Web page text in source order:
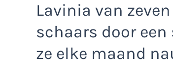
Lavinia van
schaars door
ze elke maand